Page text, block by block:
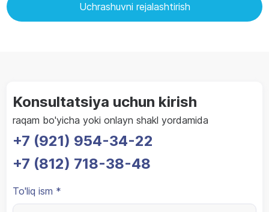
Uchrashuvni rejalashtirish
Konsultatsiya uchun kirish
raqam bo'yicha yoki onlayn shakl yordamida
+7 (921) 954-34-22
+7 (812) 718-38-48
To'liq ism *